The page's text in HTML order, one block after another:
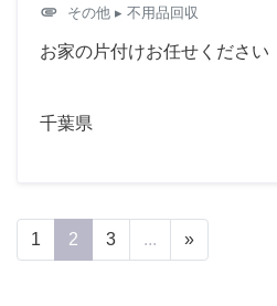
attachment その他 ▸ 不用品回収
お家の片付けお任せください
千葉県
1 2 3 ... »